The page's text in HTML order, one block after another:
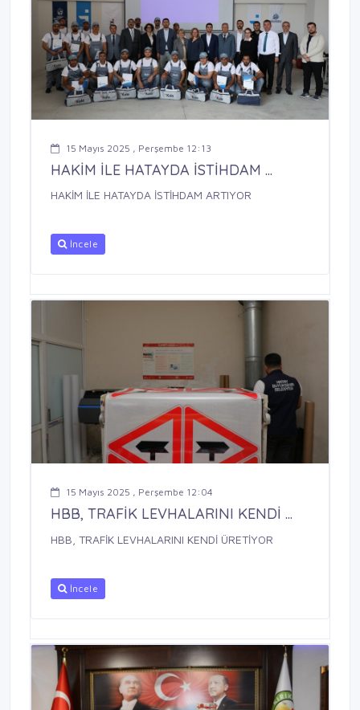
15 Mayıs 2025 , Perşembe 12:13
HAKİM İLE HATAYDA İSTİHDAM ...
HAKİM İLE HATAYDA İSTİHDAM ARTIYOR
İncele
15 Mayıs 2025 , Perşembe 12:04
HBB, TRAFİK LEVHALARINI KENDİ ...
HBB, TRAFİK LEVHALARINI KENDİ ÜRETİYOR
İncele